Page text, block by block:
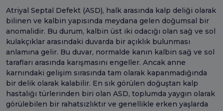
Atriyal Septal Defekt (ASD), halk arasında kalp deliği olarak
bilinen ve kalbin yapısında meydana gelen doğumsal bir
anomalidir. Bu durum, kalbin üst iki odacığı olan sağ ve sol
kulakçıklar arasındaki duvarda bir açıklık bulunması
anlamına gelir. Bu duvar, normalde kanın kalbin sağ ve sol
tarafları arasında karışmasını engeller. Ancak anne
karnındaki gelişim sırasında tam olarak kapanmadığında
bir delik olarak kalabilir. En sık görülen doğuştan kalp
hastalığı türlerinden biri olan ASD, toplumda yaygın olarak
görülebilen bir rahatsızlıktır ve genellikle erken yaşlarda